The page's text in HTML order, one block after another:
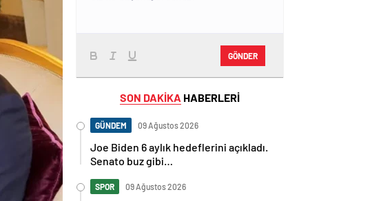
GÖNDER
SON DAKİKA HABERLERİ
GÜNDEM 09 Ağustos 2026
Joe Biden 6 aylık hedeflerini açıkladı.
Senato buz gibi…
SPOR 09 Ağustos 2026